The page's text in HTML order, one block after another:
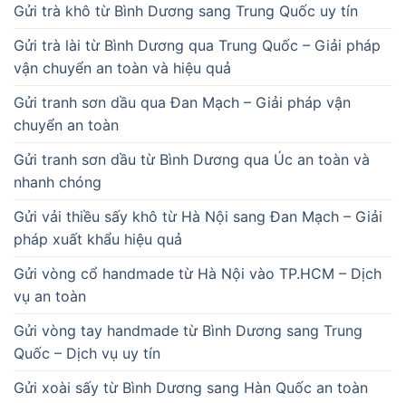
Gửi trà khô từ Bình Dương sang Trung Quốc uy tín
Gửi trà lài từ Bình Dương qua Trung Quốc – Giải pháp
vận chuyển an toàn và hiệu quả
Gửi tranh sơn dầu qua Đan Mạch – Giải pháp vận
chuyển an toàn
Gửi tranh sơn dầu từ Bình Dương qua Úc an toàn và
nhanh chóng
Gửi vải thiều sấy khô từ Hà Nội sang Đan Mạch – Giải
pháp xuất khẩu hiệu quả
Gửi vòng cổ handmade từ Hà Nội vào TP.HCM – Dịch
vụ an toàn
Gửi vòng tay handmade từ Bình Dương sang Trung
Quốc – Dịch vụ uy tín
Gửi xoài sấy từ Bình Dương sang Hàn Quốc an toàn